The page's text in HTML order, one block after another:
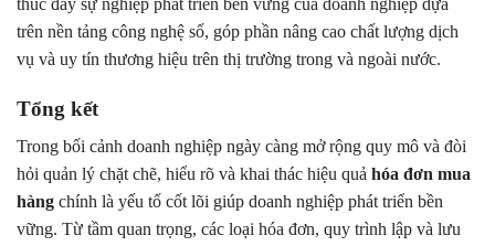
trên nền tảng công nghệ số, góp phần nâng cao chất lượng dịch
vụ và uy tín thương hiệu trên thị trường trong và ngoài nước.
Tổng kết
Trong bối cảnh doanh nghiệp ngày càng mở rộng quy mô và đòi
hỏi quản lý chặt chẽ, hiểu rõ và khai thác hiệu quả hóa đơn mua
hàng chính là yếu tố cốt lõi giúp doanh nghiệp phát triển bền
vững. Từ tầm quan trọng, các loại hóa đơn, quy trình lập và lưu